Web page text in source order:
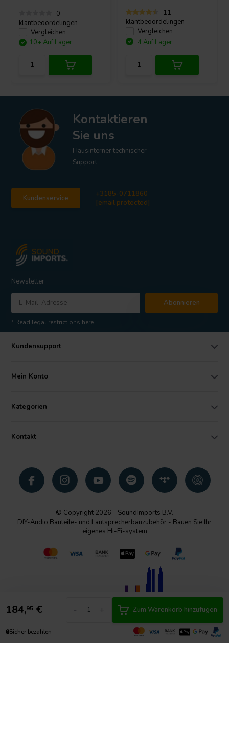
184,95 € Zum Warenkorb hinzufügen
🔒Sicher bezahlen
0
klantbeoordelingen
Vergleichen
10+ Auf Lager
11
klantbeoordelingen
Vergleichen
4 Auf Lager
Kontaktieren
Sie uns
Hausinterner technischer
Support
Kundenservice
+3185-0711860
[email protected]
Newsletter
Abonnieren
* Read legal restrictions here
Kundensupport
Mein Konto
Kategorien
Kontakt
© Copyright 2026 - SoundImports B.V.
DIY-Audio Bauteile- und Lautsprecherbauzubehör - Bauen Sie Ihr
eigenes Hi-Fi-system